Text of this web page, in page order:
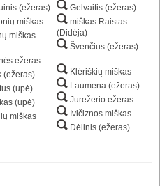
(ežeras)
miškas
miškas
ežeras
(ežeras)
(upė)
(upė)
miškas
Gelvaitis (ežeras)
miškas Raistas
(Didėja)
Švenčius (ežeras)
Klėriškių miškas
Laumena (ežeras)
Jurežerio ežeras
Ivičiznos miškas
Dėlinis (ežeras)